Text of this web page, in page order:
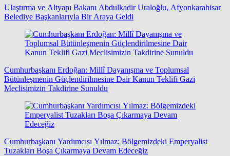
Ulaştırma ve Altyapı Bakanı Abdulkadir Uraloğlu, Afyonkarahisar
Belediye Başkanlarıyla Bir Araya Geldi
Cumhurbaşkanı Erdoğan: Millî Dayanışma ve Toplumsal
Bütünleşmenin Güçlendirilmesine Dair Kanun Teklifi Gazi
Meclisimizin Takdirine Sunuldu
Cumhurbaşkanı Yardımcısı Yılmaz: Bölgemizdeki Emperyalist
Tuzakları Boşa Çıkarmaya Devam Edeceğiz